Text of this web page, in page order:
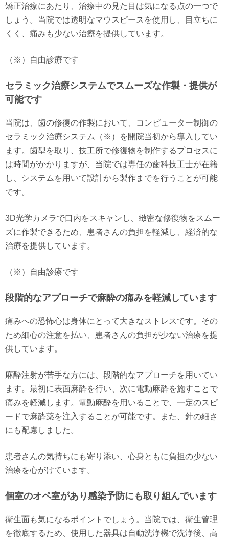
矯正治療にあたり、治療中の見た目は気になる点の一つで
しょう。当院では透明なマウスピースを使用し、目立ちに
くく、痛みも少ない治療を提供しています。
（※）自由診療です
セラミック治療システムでスムーズな作製・提供が
可能です
当院は、歯の修復の作製において、コンピューター制御の
セラミック治療システム（※）を開院当初から導入してい
ます。歯型を取り、技工所で修復物を制作するプロセスに
は時間がかかりますが、当院では専任の歯科技工士が在籍
し、システムを用いて設計から製作までを行うことが可能
です。
3D光学カメラで口内をスキャンし、緻密な修復物をスムー
ズに作製できるため、患者さんの負担を軽減し、経済的な
治療を提供しています。
（※）自由診療です
段階的なアプローチで麻酔の痛みを軽減しています
痛みへの恐怖心は身体にとって大きなストレスです。その
ため細心の注意を払い、患者さんの負担が少ない治療を提
供しています。
麻酔注射が苦手な方には、段階的なアプローチを用いてい
ます。最初に表面麻酔を行い、次に電動麻酔を施すことで
痛みを軽減します。電動麻酔を用いることで、一定のスピ
ードで麻酔薬を注入することが可能です。また、針の細さ
にも配慮しました。
患者さんの気持ちにも寄り添い、心身ともに負担の少ない
治療を心がけています。
個室のオペ室があり感染予防にも取り組んでいます
衛生面も気になるポイントでしょう。当院では、衛生管理
を徹底するため、使用した器具は自動洗浄機で洗浄後、高